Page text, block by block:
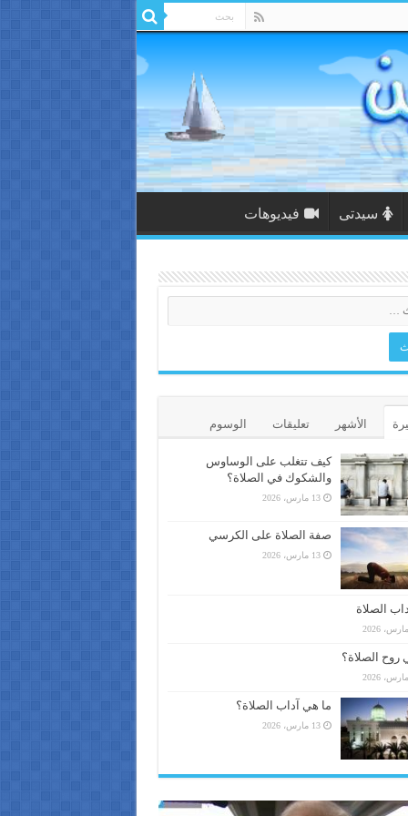
سيدتى فيديوهات
الأشهر تعليقات الوسوم
كيف تتغلب على الوساوس
والشكوك في الصلاة؟
13 مارس، 2026
صفة الصلاة على الكرسي
13 مارس، 2026
الصلاة
روح الصلاة؟
ما هي آداب الصلاة؟
13 مارس، 2026